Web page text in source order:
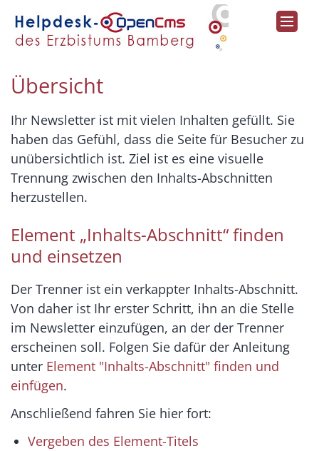
Zum Inhalt springen
Übersicht
Ihr Newsletter ist mit vielen Inhalten gefüllt. Sie
haben das Gefühl, dass die Seite für Besucher zu
unübersichtlich ist. Ziel ist es eine visuelle
Trennung zwischen den Inhalts-Abschnitten
herzustellen.
Element „Inhalts-Abschnitt“ finden
und einsetzen
Der Trenner ist ein verkappter Inhalts-Abschnitt.
Von daher ist Ihr erster Schritt, ihn an die Stelle
im Newsletter einzufügen, an der der Trenner
erscheinen soll. Folgen Sie dafür der Anleitung
unter Element "Inhalts-Abschnitt" finden und
einfügen.
Anschließend fahren Sie hier fort:
Vergeben des Element-Titels